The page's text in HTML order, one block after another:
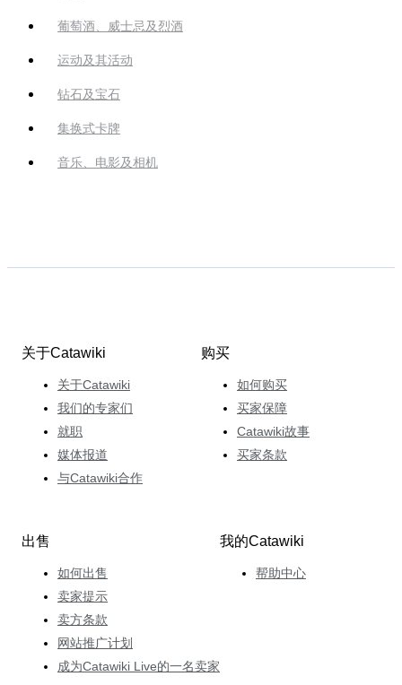
葡萄酒、威士忌及烈酒
运动及其活动
钻石及宝石
集换式卡牌
音乐、电影及相机
关于Catawiki
关于Catawiki
我们的专家们
就职
媒体报道
与Catawiki合作
购买
如何购买
买家保障
Catawiki故事
买家条款
出售
如何出售
卖家提示
卖方条款
网站推广计划
成为Catawiki Live的一名卖家
我的Catawiki
帮助中心